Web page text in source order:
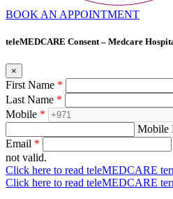
BOOK AN APPOINTMENT
teleMEDCARE Consent – Medcare
×
First Name *
Last Name *
Mobile *
Mobile
Email *
not valid.
Click here to read teleMEDCARE
Click here to read teleMEDCARE